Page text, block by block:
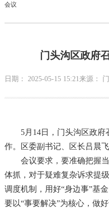
会议
门头沟区政府
日期： 2025-05-15 15:21 来源：
5月14日，门头沟区政
作。区委副书记、区长吕晨飞
会议要求，要准确把握
体抓，对于疑难复杂诉求提
调度机制，用好“身边事”基
要以“事要解决”为核心，做